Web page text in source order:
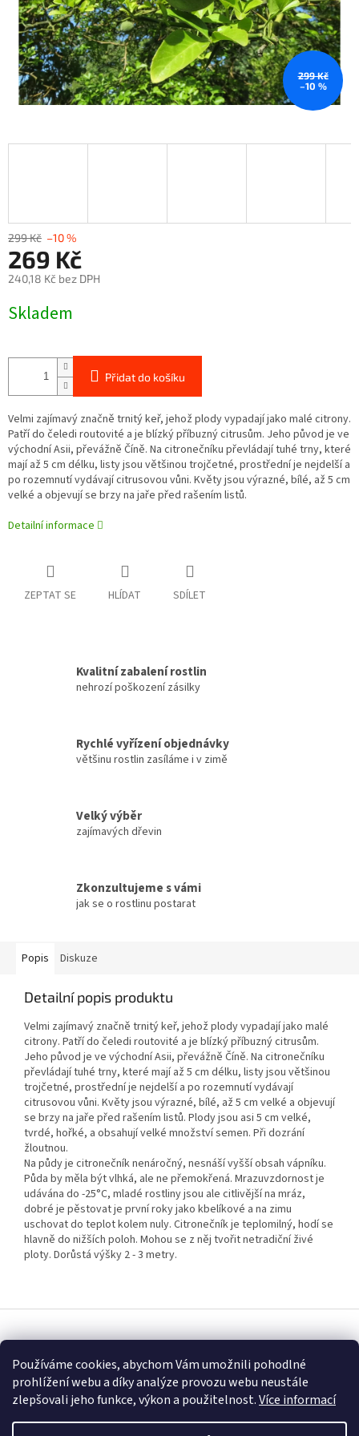
Používáme cookies, abychom Vám umožnili pohodlné
prohlížení webu a díky analýze provozu webu neustále
zlepšovali jeho funkce, výkon a použitelnost.Více informací
299 Kč
–10 %
299 Kč –10 %
269 Kč
240,18 Kč bez DPH
cena:
Skladem
Přidat do košíku
Velmi zajímavý značně trnitý keř, jehož plody vypadají jako malé citrony.
Patří do čeledi routovité a je blízký příbuzný citrusům. Jeho původ je ve
východní Asii, převážně Číně. Na citronečníku převládají tuhé trny, které
mají až 5 cm délku, listy jsou většinou trojčetné, prostřední je nejdelší a
po rozemnutí vydávají citrusovou vůni. Květy jsou výrazné, bílé, až 5 cm
velké a objevují se brzy na jaře před rašením listů.
Detailní informace
ZEPTAT SE HLÍDAT SDÍLET
Kvalitní zabalení rostlin
nehrozí poškození zásilky
Rychlé vyřízení objednávky
většinu rostlin zasíláme i v zimě
Velký výběr
zajímavých dřevin
Zkonzultujeme s vámi
jak se o rostlinu postarat
Popis Diskuze
Detailní popis produktu
Velmi zajímavý značně trnitý keř, jehož plody vypadají jako malé
citrony. Patří do čeledi routovité a je blízký příbuzný citrusům.
Jeho původ je ve východní Asii, převážně Číně. Na citronečníku
převládají tuhé trny, které mají až 5 cm délku, listy jsou většinou
trojčetné, prostřední je nejdelší a po rozemnutí vydávají
citrusovou vůni. Květy jsou výrazné, bílé, až 5 cm velké a objevují
se brzy na jaře před rašením listů. Plody jsou asi 5 cm velké,
tvrdé, hořké, a obsahují velké množství semen. Při dozrání
žloutnou.
Na půdy je citronečník nenáročný, nesnáší vyšší obsah vápníku.
Půda by měla být vlhká, ale ne přemokřená. Mrazuvzdornost je
udávána do -25°C, mladé rostliny jsou ale citlivější na mráz,
dobré je pěstovat je první roky jako kbelíkové a na zimu
uschovat do teplot kolem nuly. Citronečník je teplomilný, hodí se
hlavně do nižších poloh. Mohou se z něj tvořit netradiční živé
ploty. Dorůstá výšky 2 - 3 metry.
á
p
Copyright 2026 Fascinující Paulownia. Všechna práva vyhrazena.